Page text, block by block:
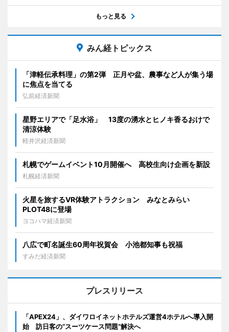
もっと見る
みん経トピックス
「津軽伝承料理」の第2弾 正月や盆、農事など人が集う場
に焦点を当てる
弘前経済新聞
星野エリアで「足水浴」 13度の湧水とヒノキ香るおけで
清涼体験
軽井沢経済新聞
札幌でゲームイベント10月開催へ 高校生向け企画を新設
札幌経済新聞
火星を旅するVR体験アトラクション みなとみらい
PLOT48に登場
ヨコハマ経済新聞
八広で町名誕生60周年祝賀会 小池都知事も祝福
すみだ経済新聞
プレスリリース
「APEX24」、ダイワロイネットホテルズ運営4ホテルへ導入開
始 訪日客の“スーツケース問題”解決へ